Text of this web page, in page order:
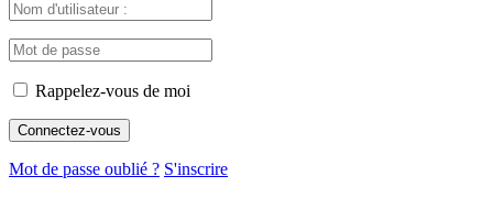
Rappelez-vous de moi
Mot de passe oublié ? S'inscrire